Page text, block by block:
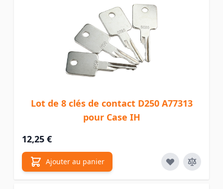
Lot de 8 clés de contact D250 A77313
pour Case IH
12,25 €
Ajouter au panier